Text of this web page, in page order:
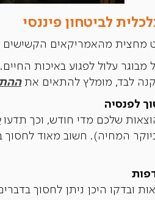
לביטחון פיננסי
מחצית מהאמריקאים הקשישים
מבוגר עלול לפגוע באיכות
לבד, מומלץ להתאים את
לפנסיה
שלכם מדי חודש, וכך תדעו
המחיה). חשוב מאוד לחסוך
ובדקו היכן ניתן לחסוך